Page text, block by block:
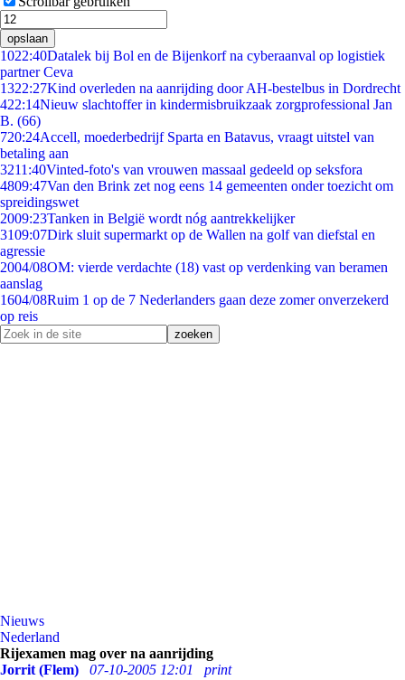
opslaan
1022:40Datalek bij Bol en de Bijenkorf na cyberaanval op logistiek
partner Ceva
1322:27Kind overleden na aanrijding door AH-bestelbus in Dordrecht
422:14Nieuw slachtoffer in kindermisbruikzaak zorgprofessional Jan
B. (66)
720:24Accell, moederbedrijf Sparta en Batavus, vraagt uitstel van
betaling aan
3211:40Vinted-foto's van vrouwen massaal gedeeld op seksfora
4809:47Van den Brink zet nog eens 14 gemeenten onder toezicht om
spreidingswet
2009:23Tanken in België wordt nóg aantrekkelijker
3109:07Dirk sluit supermarkt op de Wallen na golf van diefstal en
agressie
2004/08OM: vierde verdachte (18) vast op verdenking van beramen
aanslag
1604/08Ruim 1 op de 7 Nederlanders gaan deze zomer onverzekerd
op reis
Nieuws
Nederland
Rijexamen mag over na aanrijding
Jorrit (Flem)
07-10-2005 12:01
print